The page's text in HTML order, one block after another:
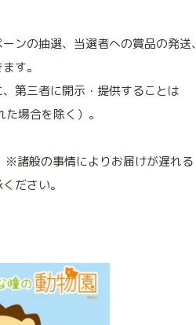
ンの抽選、当選者への賞品の発送、
す。
第三者に開示・提供することは
場合を除く）。
※諸般の事情によりお届けが遅れる
ださい。